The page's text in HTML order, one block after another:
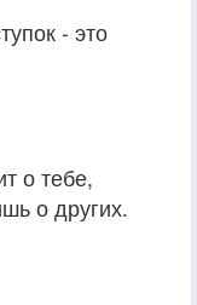
- это
о тебе,
о других.